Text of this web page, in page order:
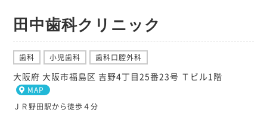
田中歯科クリニック
歯科 小児歯科 歯科口腔外科
大阪府 大阪市福島区 吉野4丁目25番23号 Ｔビル1階
MAP
ＪＲ野田駅から徒歩４分